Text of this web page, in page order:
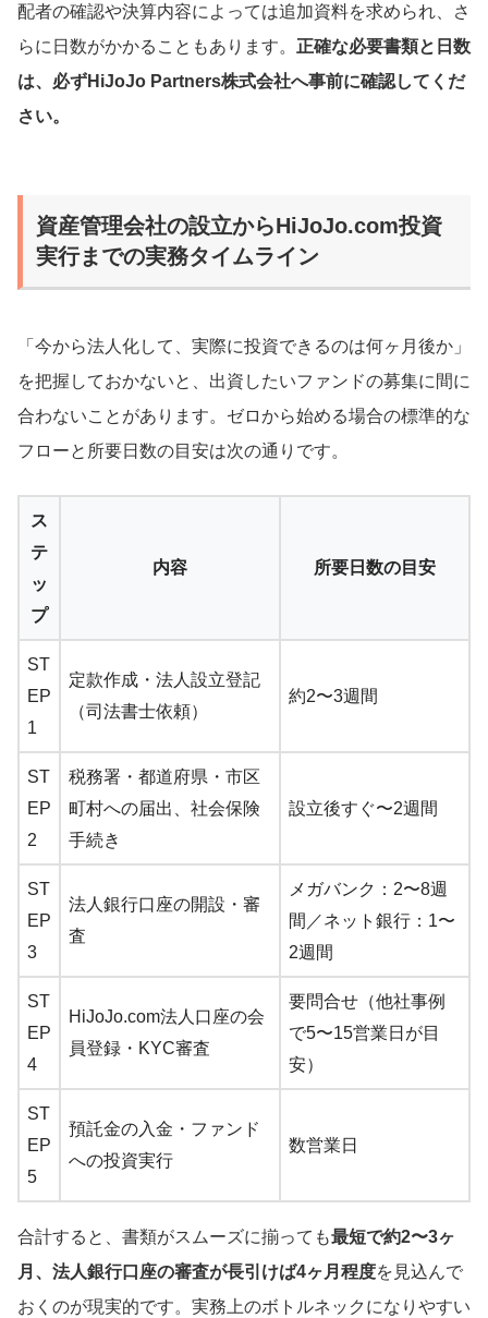
配者の確認や決算内容によっては追加資料を求められ、さ
らに日数がかかることもあります。 正確な必要書類と日数
は、必ずHiJoJo Partners株式会社へ事前に確認してくだ
さい。
資産管理会社の設立からHiJoJo.com投資
実行までの実務タイムライン
「今から法人化して、実際に投資できるのは何ヶ月後か」
を把握しておかないと、出資したいファンドの募集に間に
合わないことがあります。ゼロから始める場合の標準的な
フローと所要日数の目安は次の通りです。
ス
テ
ッ
プ
内容 所要日数の目安
ST
EP
1
定款作成・法人設立登記
（司法書士依頼）
約2〜3週間
ST
EP
2
税務署・都道府県・市区
町村への届出、社会保険
手続き
設立後すぐ〜2週間
ST
EP
3
法人銀行口座の開設・審
査
メガバンク：2〜8週
間／ネット銀行：1〜
2週間
ST
EP
4
HiJoJo.com法人口座の会
員登録・KYC審査
要問合せ（他社事例
で5〜15営業日が目
安）
ST
EP
5
預託金の入金・ファンド
への投資実行
数営業日
合計すると、書類がスムーズに揃っても最短で約2〜3ヶ
月、法人銀行口座の審査が長引けば4ヶ月程度を見込んで
おくのが現実的です。実務上のボトルネックになりやすい